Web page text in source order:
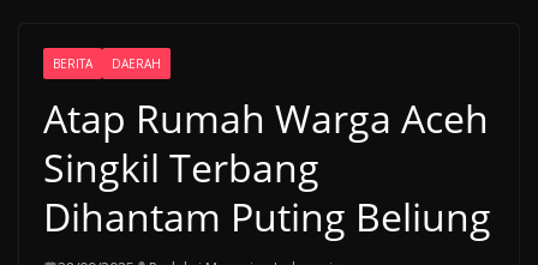
BERITA DAERAH
Atap Rumah Warga Aceh
Singkil Terbang
Dihantam Puting Beliung